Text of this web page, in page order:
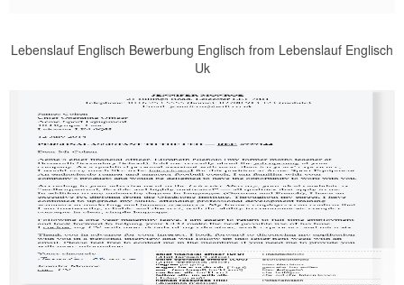
Lebenslauf Englisch Bewerbung Englisch from Lebenslauf Englisch
Uk